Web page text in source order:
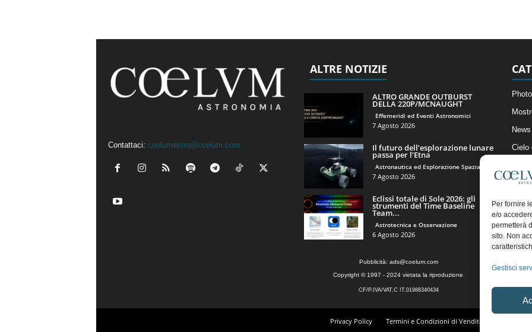
Per fornire
e/o
permetterà
sito. Non
Gestisci
Contattaci: coelumastro@coelum.com
ALTRE NOTIZIE
ALTRO GRANDE OUTBURST
DELLA 220P/MCNAUGHT
Effemeridi ed Eventi Astronomici
7 Agosto 2026
Il futuro dell’esplorazione lunare
passa per l’Etna
Astronautica ed Esplorazione Spaziale
7 Agosto 2026
Eclissi totale di Sole 2026: gli
strumenti del Time Baseline
Team...
Astrotecnica e Osservazione
6 Agosto 2026
Cielo
Il
Pubblicità: ads@coelum.com
Copyright © 1997 - 2024 vietata la riproduzione.
CF/P.IVA/VAT.C IT.01988340434
Privacy Policy Termini e Condizioni di Vendita